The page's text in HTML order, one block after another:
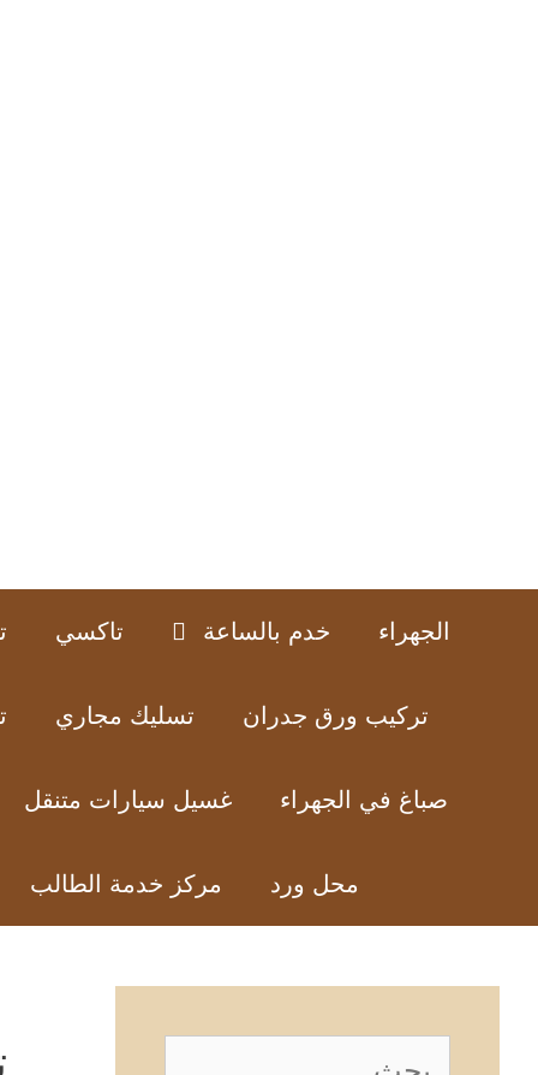
الجهراء خدم بالساعة تاكسي
تركيب ورق جدران تسليك مجاري
صباغ في الجهراء غسيل سيارات متنقل
محل ورد مركز خدمة الطالب
البحث